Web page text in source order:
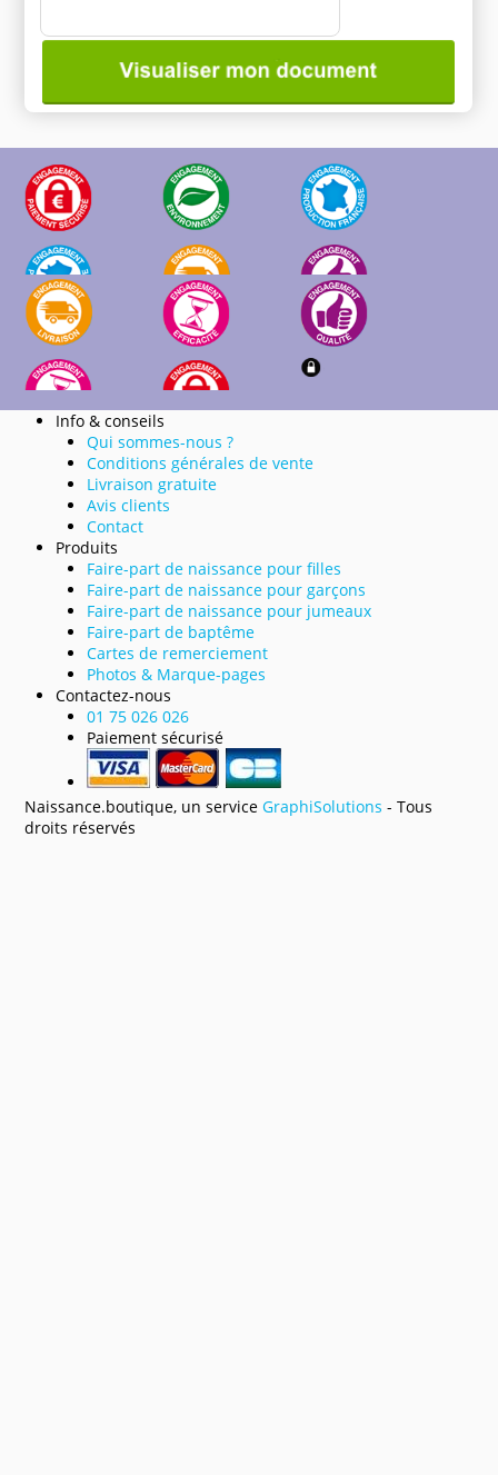
Info & conseils
Qui sommes-nous ?
Conditions générales de vente
Livraison gratuite
Avis clients
Contact
Produits
Faire-part de naissance pour filles
Faire-part de naissance pour garçons
Faire-part de naissance pour jumeaux
Faire-part de baptême
Cartes de remerciement
Photos & Marque-pages
Contactez-nous
01 75 026 026
Paiement sécurisé
Naissance.boutique, un serviceGraphiSolutions - Tous
droits réservés